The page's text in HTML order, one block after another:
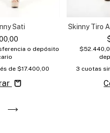
Sati
o depósito
de $17.400,00
Skinny Tiro
3 cuotas